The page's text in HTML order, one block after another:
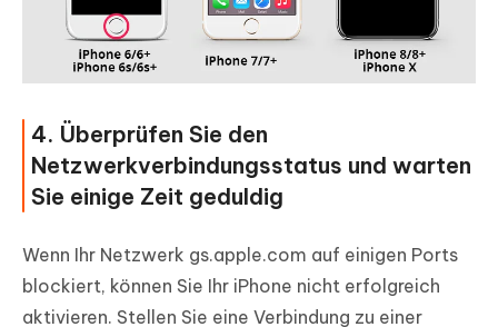
4. Überprüfen Sie den
Netzwerkverbindungsstatus und warten
Sie einige Zeit geduldig
Wenn Ihr Netzwerk gs.apple.com auf einigen Ports
blockiert, können Sie Ihr iPhone nicht erfolgreich
aktivieren. Stellen Sie eine Verbindung zu einer